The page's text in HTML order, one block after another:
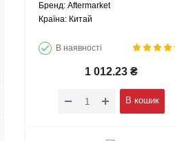
Брeнд: Aftermarket
Країна: Китай
В наявності
1 012.23 ₴
В кошик